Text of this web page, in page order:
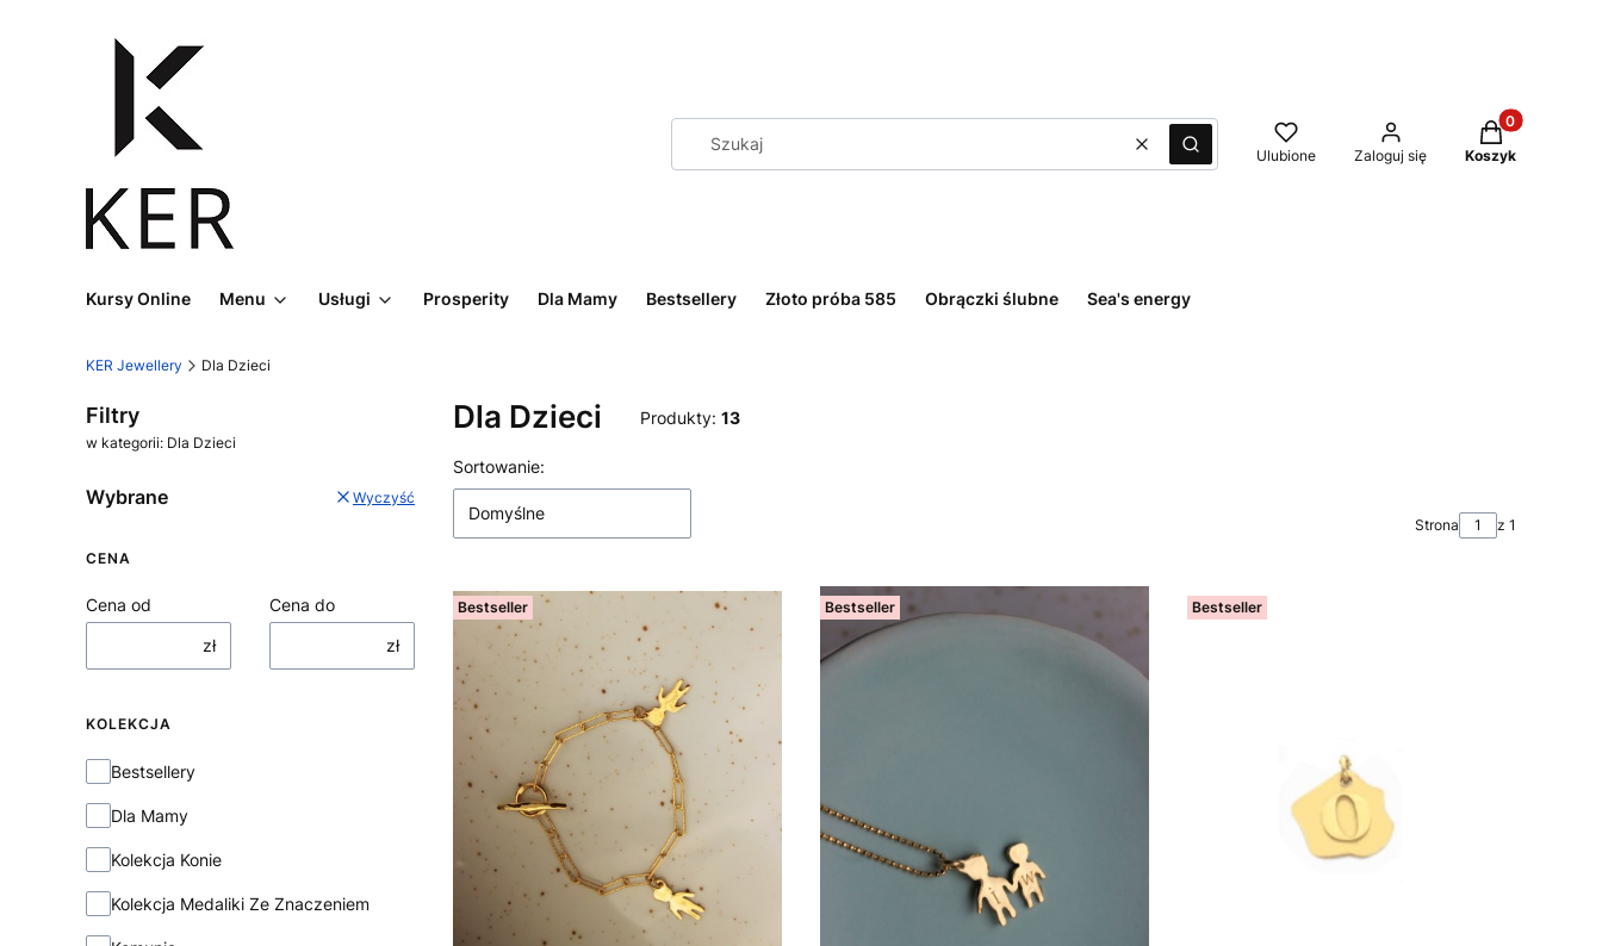
WyczyśćSzukaj Ulubione Zaloguj się
Produkty w
Koszyk
Kursy Online Menu Usługi Prosperity Dla Mamy Bestsellery Złoto próba 585 Obrączki ślubne Sea's energy
KER Jewellery Dla Dzieci
Filtry
w kategorii: Dla Dzieci
Wybrane Wyczyść
CENA
Cena od
zł
Cena do
zł
KOLEKCJA
Kolekcja
Bestsellery
Dla Mamy
Kolekcja Konie
Kolekcja Medaliki Ze Znaczeniem
Dla Dzieci Produkty: 13
Lista produktów
Sortowanie:
Domyślne
Strona z 1
Bestseller Bestseller Bestseller